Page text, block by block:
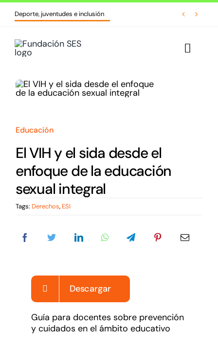
Skip
Deporte, juventudes e inclusión  
Inicio
Cursos y formaciones
Biblioteca
Educación
El VIH y el sida desde el
enfoque de la educación
sexual integral
Tags: Derechos, ESI
Descargar
Guía para docentes sobre prevención
y cuidados en el ámbito educativo